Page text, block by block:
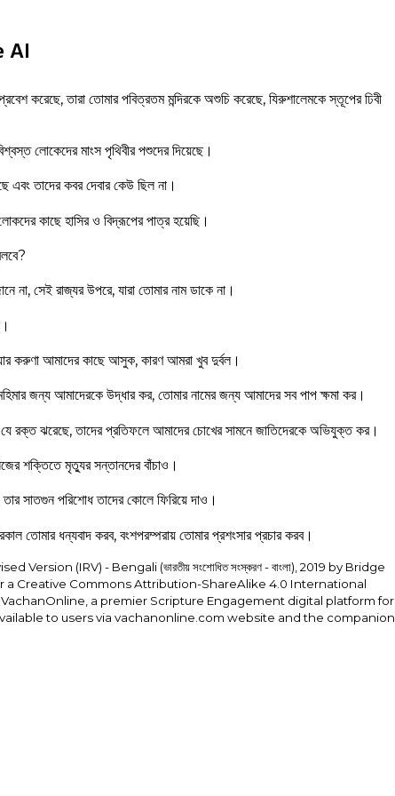
AI
করেছে, তারা তোমার পবিত্রতম মন্দিরকে অশুচি করেছে, যিরুশালেমকে স্তূপের ঢিবী
লোকেদের মাংস পৃথিবীর পশুদের দিয়েছে।
এবং তাদের কবর দেবার কেউ ছিল না।
কাছে হাসির ও বিদ্রূপের পাত্র হয়েছি।
না, সেই রাজ্যর উপরে, যারা তোমার নাম ডাকে না।
করুণা আমাদের কাছে আসুক, কারণ আমরা খুব দুর্বল।
জন্য আমাদেরকে উদ্ধার কর, তোমার নামের জন্য আমাদের সব পাপ ক্ষমা কর।
রক্ত ঝরেছে, তাদের প্রতিফলে আমাদের চোখের সামনে জাতিদেরকে অভিযুক্ত কর।
শক্তিতে মৃত্যুর সন্তানদের বাঁচাও।
সাতগুন পরিশোধ তাদের কোলে ফিরিয়ে দাও।
তোমার ধন্যবাদ করব, বংশপরম্পরায় তোমার প্রশংসার প্রচার করব।
(IRV) - Bengali (ভারতীয় সংশোধিত সংস্করণ - বাংলা), 2019 by Bridge
a Creative Commons Attribution-ShareAlike 4.0 International
a premier Scripture Engagement digital platform for
to users via vachanonline.com website and the companion